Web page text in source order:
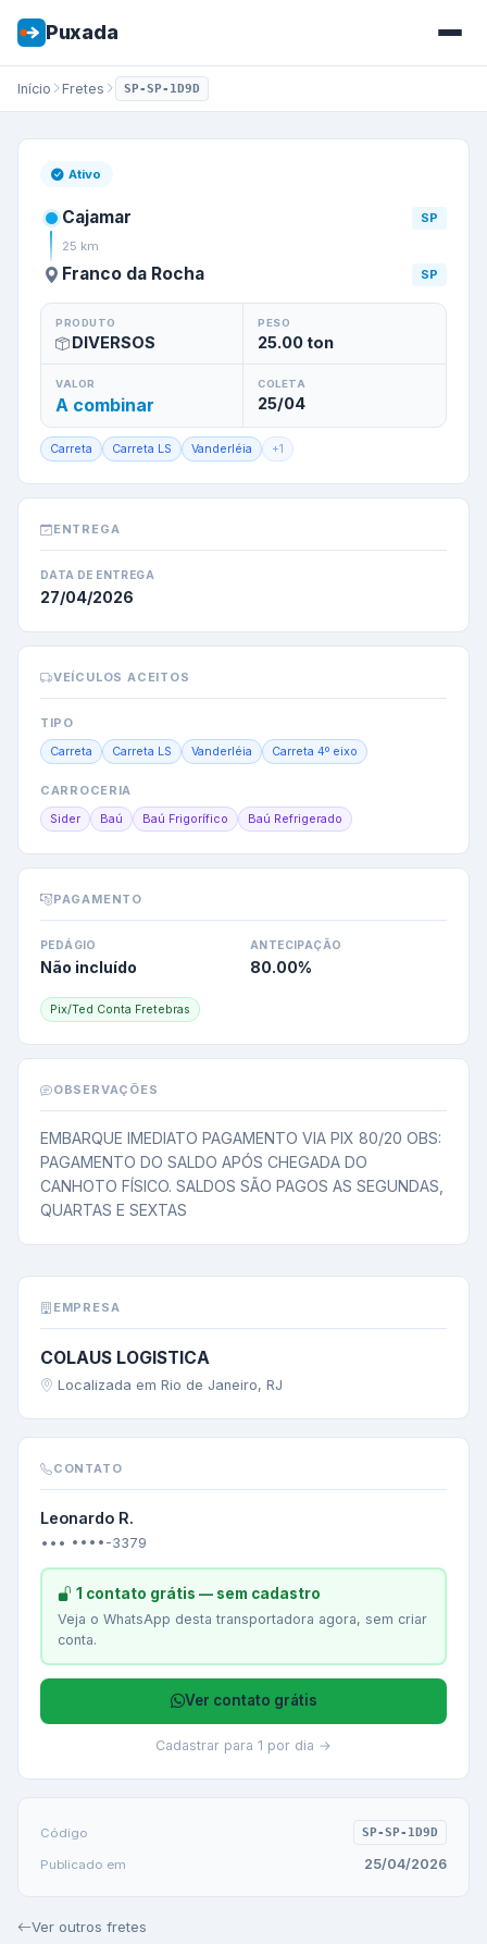
Puxada
Início Fretes SP-SP-1D9D
Frete de
Ativo
Cajamar
SP
25 km
Franco da Rocha SP
PRODUTO
DIVERSOS
PESO
25.00ton
VALOR
A combinar
COLETA
25/04
Carreta Carreta LS Vanderléia +1
ENTREGA
DATA DE ENTREGA
27/04/2026
VEÍCULOS ACEITOS
TIPO
Carreta Carreta LS Vanderléia Carreta 4º eixo
CARROCERIA
Sider Baú Baú Frigorífico Baú Refrigerado
PAGAMENTO
PEDÁGIO
Não incluído
ANTECIPAÇÃO
80.00%
Pix/Ted Conta Fretebras
OBSERVAÇÕES
EMBARQUE IMEDIATO PAGAMENTO VIA PIX 80/20 OBS:
PAGAMENTO DO SALDO APÓS CHEGADA DO
CANHOTO FÍSICO. SALDOS SÃO PAGOS AS SEGUNDAS,
QUARTAS E SEXTAS
EMPRESA
COLAUS LOGISTICA
Localizada em Rio de Janeiro, RJ
CONTATO
Leonardo R.
••• ••••-3379
1 contato grátis — sem cadastro
Veja o WhatsApp desta transportadora agora, sem criar
conta.
Ver contato grátis
Cadastrar para 1 por dia →
Código SP-SP-1D9D
Publicado em 25/04/2026
Ver outros fretes